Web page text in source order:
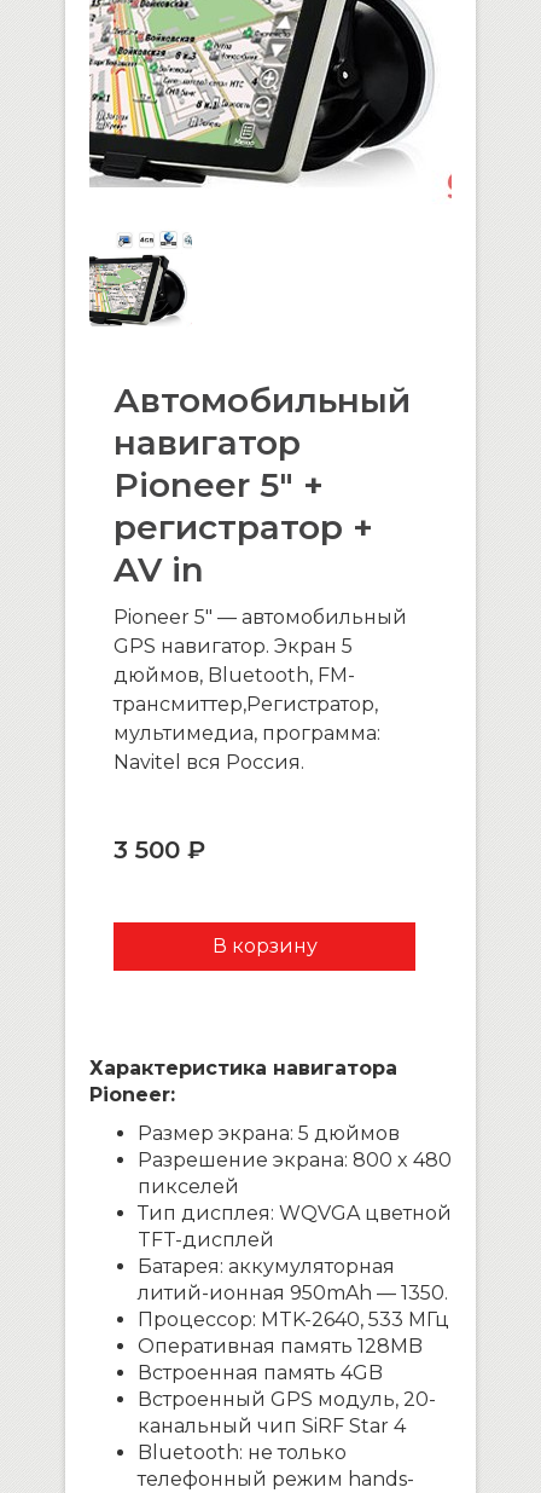
Автомобильный
навигатор
Pioneer 5″ +
регистратор +
AV in
Pioneer 5″ — автомобильный
GPS навигатор. Экран 5
дюймов, Bluetooth, FM-
трансмиттер,Регистратор,
мультимедиа, программа:
Navitel вся Россия.
3 500 ₽
Характеристика навигатора
Pioneer:
Размер экрана: 5 дюймов
Разрешение экрана: 800 x 480
пикселей
Тип дисплея: WQVGA цветной
TFT-дисплей
Батарея: аккумуляторная
литий-ионная 950mAh — 1350.
Процессор: MTK-2640, 533 МГц
Оперативная память 128MB
Встроенная память 4GB
Встроенный GPS модуль, 20-
канальный чип SiRF Star 4
Bluetooth: не только
телефонный режим hands-